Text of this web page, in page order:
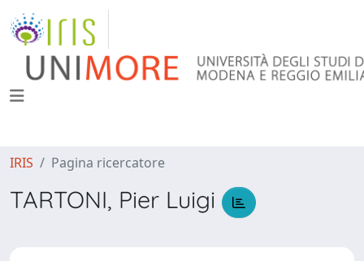
IRIS Pagina ricercatore
TARTONI, Pier Luigi